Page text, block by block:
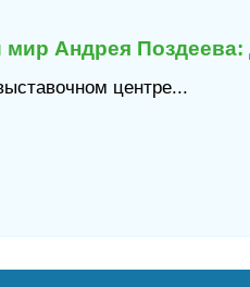
Андрея Поздеева:
центре...